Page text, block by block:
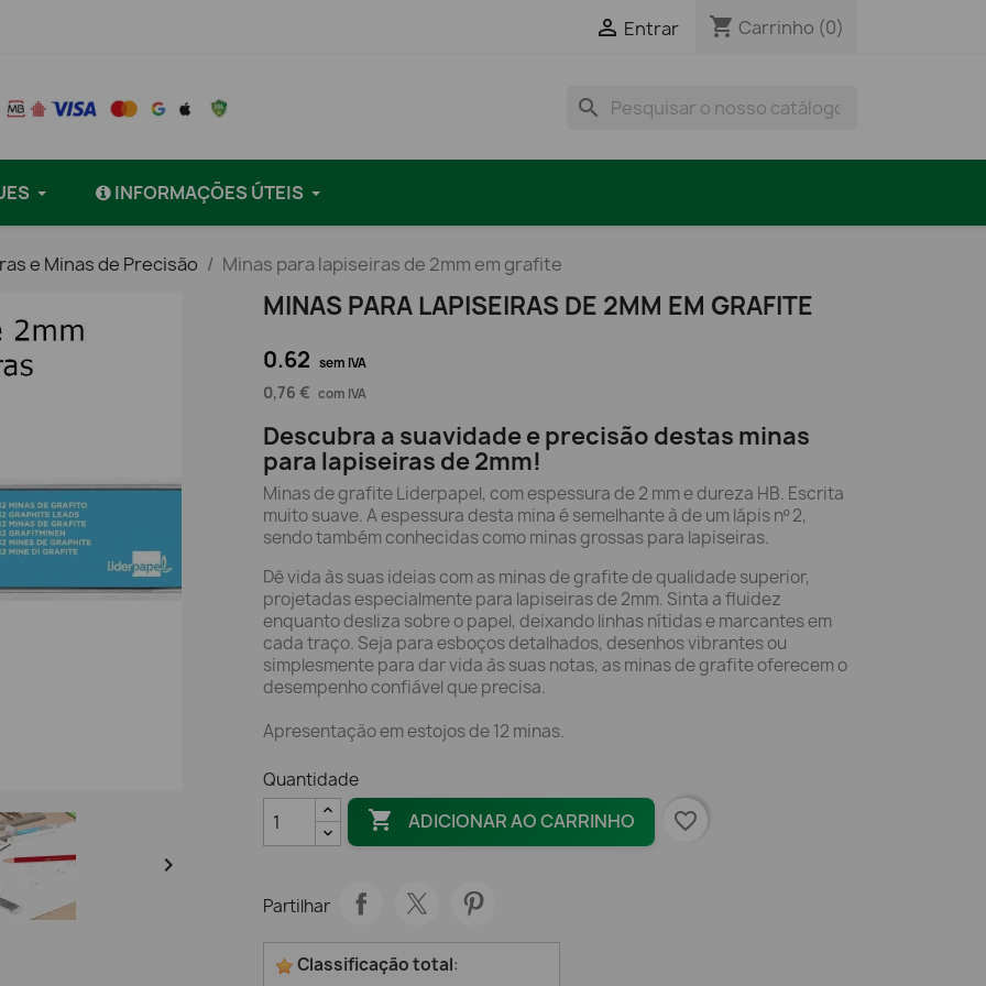
 Entrar shopping_cart Carrinho (0)
search
INFORMAÇÕES ÚTEIS
e Minas de Precisão Minas para lapiseiras de 2mm em grafite

MINAS PARA LAPISEIRAS DE 2MM EM GRAFITE
0.62 sem IVA
0,76 € com IVA
Descubra a suavidade e precisão destas minas
para lapiseiras de 2mm!
Minas de grafite Liderpapel, com espessura de 2 mm e dureza HB. Escrita
muito suave. A espessura desta mina é semelhante à de um lápis nº 2,
sendo também conhecidas como minas grossas para lapiseiras.
Dê vida às suas ideias com as minas de grafite de qualidade superior,
projetadas especialmente para lapiseiras de 2mm. Sinta a fluidez
enquanto desliza sobre o papel, deixando linhas nítidas e marcantes em
cada traço. Seja para esboços detalhados, desenhos vibrantes ou
simplesmente para dar vida às suas notas, as minas de grafite oferecem o
desempenho confiável que precisa.
Apresentação em estojos de 12 minas.
Quantidade
 ADICIONAR AO CARRINHO favorite_border
Partilhar
Classificação total: